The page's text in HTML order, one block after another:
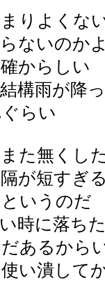
りよくな
ないのか
からしい
構雨が降
らい
た無くし
が短すぎ
いうのだ
時に落ち
あるから
い潰して